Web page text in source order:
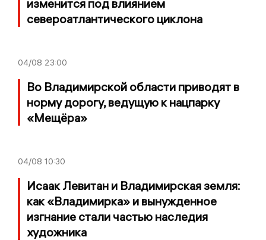
изменится под влиянием
североатлантического циклона
04/08 23:00
Во Владимирской области приводят в
норму дорогу, ведущую к нацпарку
«Мещёра»
04/08 10:30
Исаак Левитан и Владимирская земля:
как «Владимирка» и вынужденное
изгнание стали частью наследия
художника